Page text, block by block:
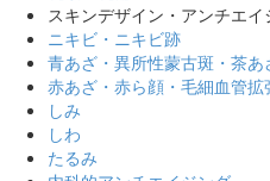
スキンデザイン・アンチエイ
ニキビ・ニキビ跡
青あざ・異所性蒙古斑・茶あ
赤あざ・赤ら顔・毛細血管
しみ
しわ
たるみ